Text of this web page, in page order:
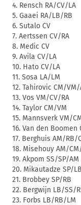
4. Rensch RA/CV/LA
5. Gaaei RA/LB/RB
6. Sutalo CV
7. Aertssen CV/RA
8. Medic CV
9. Avila CV/LA
10. Hato CV/LA
11. Sosa LA/LM
12. Tahirovic CM/VM/
13. Vos VM/CV/RA
14. Taylor CM/VM
15. Mannsverk VM/
16. Van den Boomen
17. Berghuis AM/RB/
18. Misehouy AM/
19. Akpom SS/SP/AM
20. Mikautadze SP/
21. Brobbey SP/RB
22. Bergwijn LB/SS/
23. Forbs LB/RB/LM